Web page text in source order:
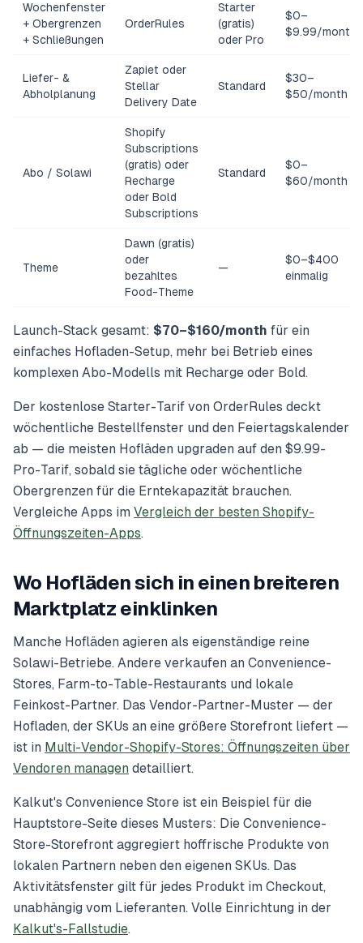
Wochenfenster
+ Obergrenzen
+ Schließungen
OrderRules
Starter
(gratis)
oder Pro
$0–
$9.99/month
Liefer- &
Abholplanung
Zapiet oder
Stellar
Delivery Date
Standard
$30–
$50/month
Abo / Solawi
Shopify
Subscriptions
(gratis) oder
Recharge
oder Bold
Subscriptions
Standard
$0–
$60/month
Theme
Dawn (gratis)
oder
bezahltes
Food-Theme
—
$0–$400
einmalig
Launch-Stack gesamt: $70–$160/month für ein
einfaches Hofladen-Setup, mehr bei Betrieb eines
komplexen Abo-Modells mit Recharge oder Bold.
Der kostenlose Starter-Tarif von OrderRules deckt
wöchentliche Bestellfenster und den Feiertagskalender
ab — die meisten Hofläden upgraden auf den $9.99-
Pro-Tarif, sobald sie tägliche oder wöchentliche
Obergrenzen für die Erntekapazität brauchen.
Vergleiche Apps im Vergleich der besten Shopify-
Öffnungszeiten-Apps.
Wo Hofläden sich in einen breiteren
Marktplatz einklinken
Manche Hofläden agieren als eigenständige reine
Solawi-Betriebe. Andere verkaufen an Convenience-
Stores, Farm-to-Table-Restaurants und lokale
Feinkost-Partner. Das Vendor-Partner-Muster — der
Hofladen, der SKUs an eine größere Storefront liefert —
ist in Multi-Vendor-Shopify-Stores: Öffnungszeiten über
Vendoren managen detailliert.
Kalkut's Convenience Store ist ein Beispiel für die
Hauptstore-Seite dieses Musters: Die Convenience-
Store-Storefront aggregiert hoffrische Produkte von
lokalen Partnern neben den eigenen SKUs. Das
Aktivitätsfenster gilt für jedes Produkt im Checkout,
unabhängig vom Lieferanten. Volle Einrichtung in der
Kalkut's-Fallstudie.